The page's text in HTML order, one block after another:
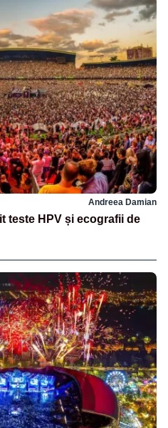
Andreea Damian
teste HPV și ecografii de